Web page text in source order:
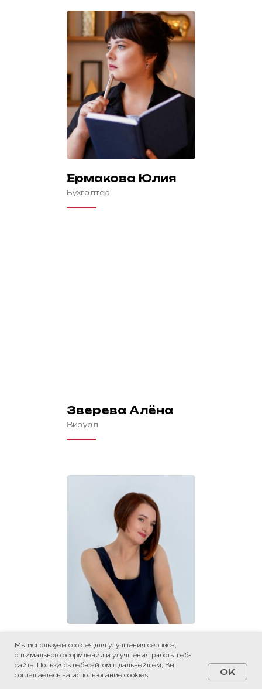
Ермакова Юлия
Бухгалтер
Зверева Алёна
Визуал
Егорова Евгения
Продакшн
Мы используем cookies для улучшения сервиса,
оптимального оформления и улучшения работы веб-
сайта. Пользуясь веб-сайтом в дальнейшем, Вы
соглашаетесь на использование cookies
OK